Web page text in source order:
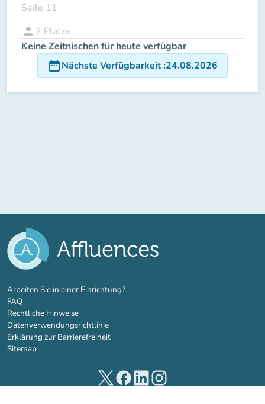
Salle 11
person 2 Plätze
Keine Zeitnischen für heute verfügbar
date_rangeNächste Verfügbarkeit:24.08.2026
Arbeiten Sie in einer Einrichtung?(new tab)
FAQ
Rechtliche Hinweise
Datenverwendungsrichtlinie
Erklärung zur Barrierefreiheit
Sitemap
(new tab)(new tab)(new tab)